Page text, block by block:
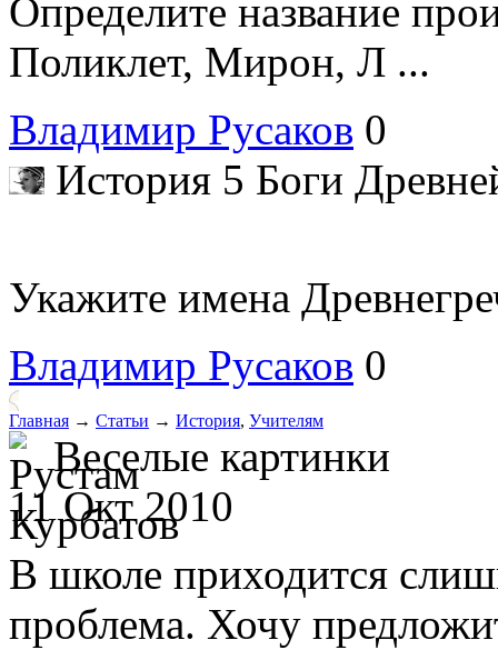
Определите название
Поликлет, Мирон, Л ...
Владимир Русаков 0
История 5 Боги
Укажите имена
Владимир Русаков 0
Главная → Статьи → История, Учителям
Веселые картинки
11 Окт 2010
В школе приходится
проблема. Хочу